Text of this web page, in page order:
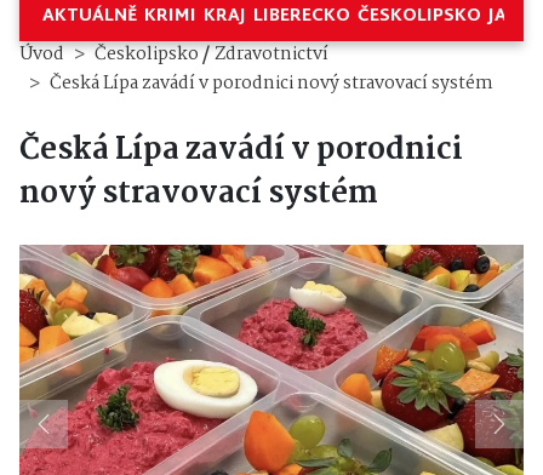
AKTUÁLNĚ KRIMI KRAJ LIBERECKO ČESKOLIPSKO
Úvod Českolipsko/Zdravotnictví
Česká Lípa zavádí v porodnici nový stravovací systém
Česká Lípa zavádí v porodnici
nový stravovací systém
Previous Next